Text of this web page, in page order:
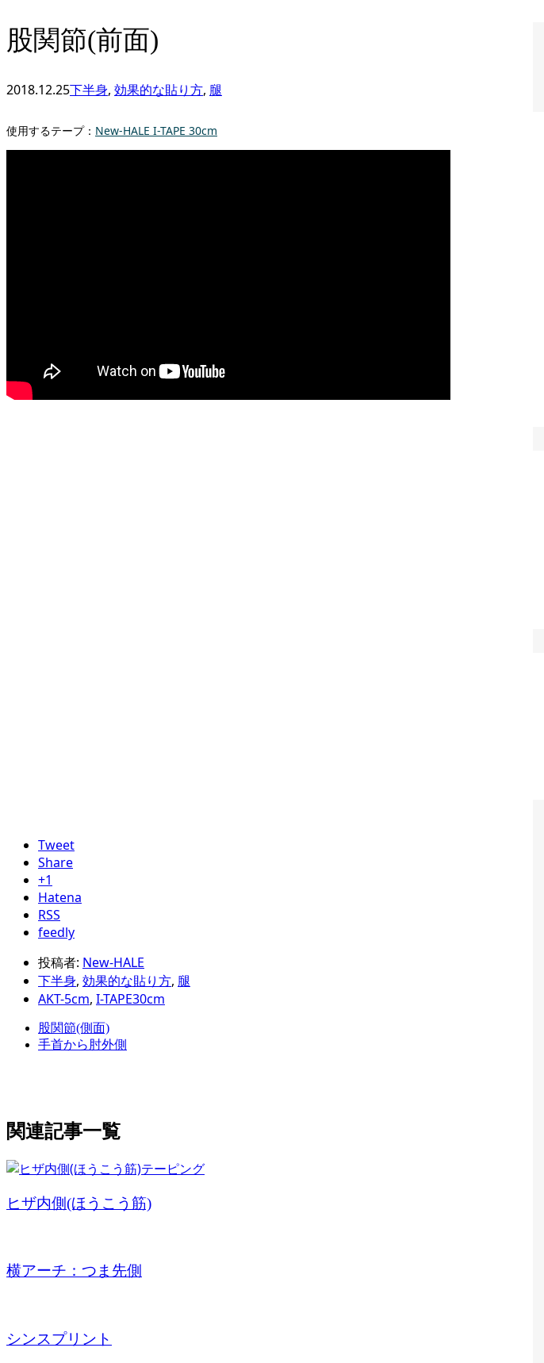
股関節(前面)
2018.12.25下半身, 効果的な貼り方, 腿
使用するテープ： New-HALE I-TAPE 30cm
Tweet
Share
+1
Hatena
RSS
feedly
投稿者: New-HALE
下半身, 効果的な貼り方, 腿
AKT-5cm, I-TAPE30cm
股関節(側面)
手首から肘外側
関連記事一覧
ヒザ内側(ほうこう筋)
横アーチ：つま先側
シンスプリント